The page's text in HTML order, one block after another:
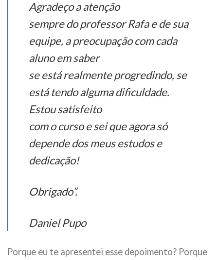
Agradeço a atenção
sempre do professor Rafa e de sua
equipe, a preocupação com cada
aluno em saber
se está realmente progredindo, se
está tendo alguma dificuldade.
Estou satisfeito
com o curso e sei que agora só
depende dos meus estudos e
dedicação!
Obrigado”.
Daniel Pupo
Porque eu te apresentei esse depoimento? Porque